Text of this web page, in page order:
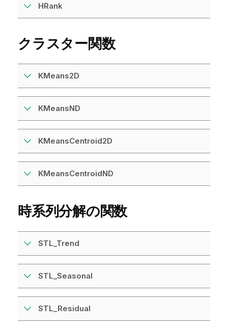
HRank
クラスター関数
KMeans2D
KMeansND
KMeansCentroid2D
KMeansCentroidND
時系列分解の関数
STL_Trend
STL_Seasonal
STL_Residual